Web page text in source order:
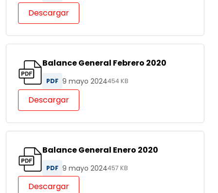
Descargar
Balance General Febrero 2020
PDF 9 mayo 2024454 KB
Descargar
Balance General Enero 2020
PDF 9 mayo 2024457 KB
Descargar